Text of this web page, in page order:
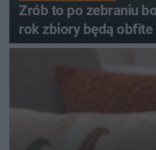
Zrób to po zebraniu
rok zbiory będą obfite